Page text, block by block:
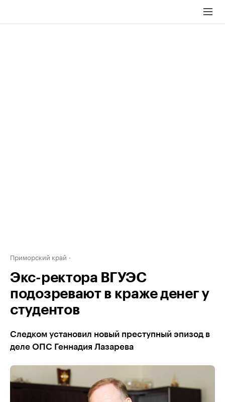
Приморский край
Экс-ректора ВГУЭС
подозревают в краже денег у
студентов
Следком установил новый преступный эпизод в
деле ОПС Геннадия Лазарева